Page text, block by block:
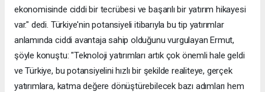
ekonomisinde ciddi bir tecrübesi ve başarılı bir yatırım hikayesi
var." dedi. Türkiye'nin potansiyeli itibarıyla bu tip yatırımlar
anlamında ciddi avantaja sahip olduğunu vurgulayan Ermut,
şöyle konuştu: "Teknoloji yatırımları artık çok önemli hale geldi
ve Türkiye, bu potansiyelini hızlı bir şekilde realiteye, gerçek
yatırımlara, katma değere dönüştürebilecek bazı adımları hem